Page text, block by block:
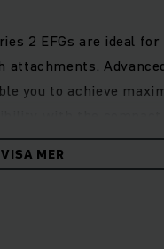
2 EFGs are ideal
attachments.
you to achieve
ion batteries
VISA MER